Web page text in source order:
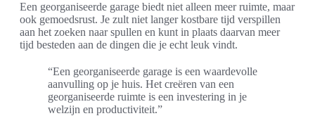
Een georganiseerde garage biedt niet alleen meer ruimte, maar
ook gemoedsrust. Je zult niet langer kostbare tijd verspillen
aan het zoeken naar spullen en kunt in plaats daarvan meer
tijd besteden aan de dingen die je echt leuk vindt.
“Een georganiseerde garage is een waardevolle
aanvulling op je huis. Het creëren van een
georganiseerde ruimte is een investering in je
welzijn en productiviteit.”